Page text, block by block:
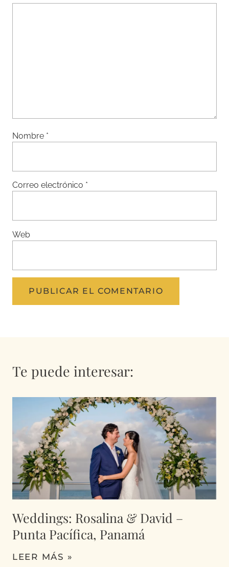
Nombre *
Correo electrónico *
Web
Te puede interesar:
Weddings: Rosalina & David –
Punta Pacífica, Panamá
LEER MÁS »